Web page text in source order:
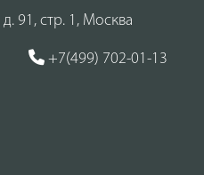
91, стр. 1, Москва
+7(499) 702-01-13